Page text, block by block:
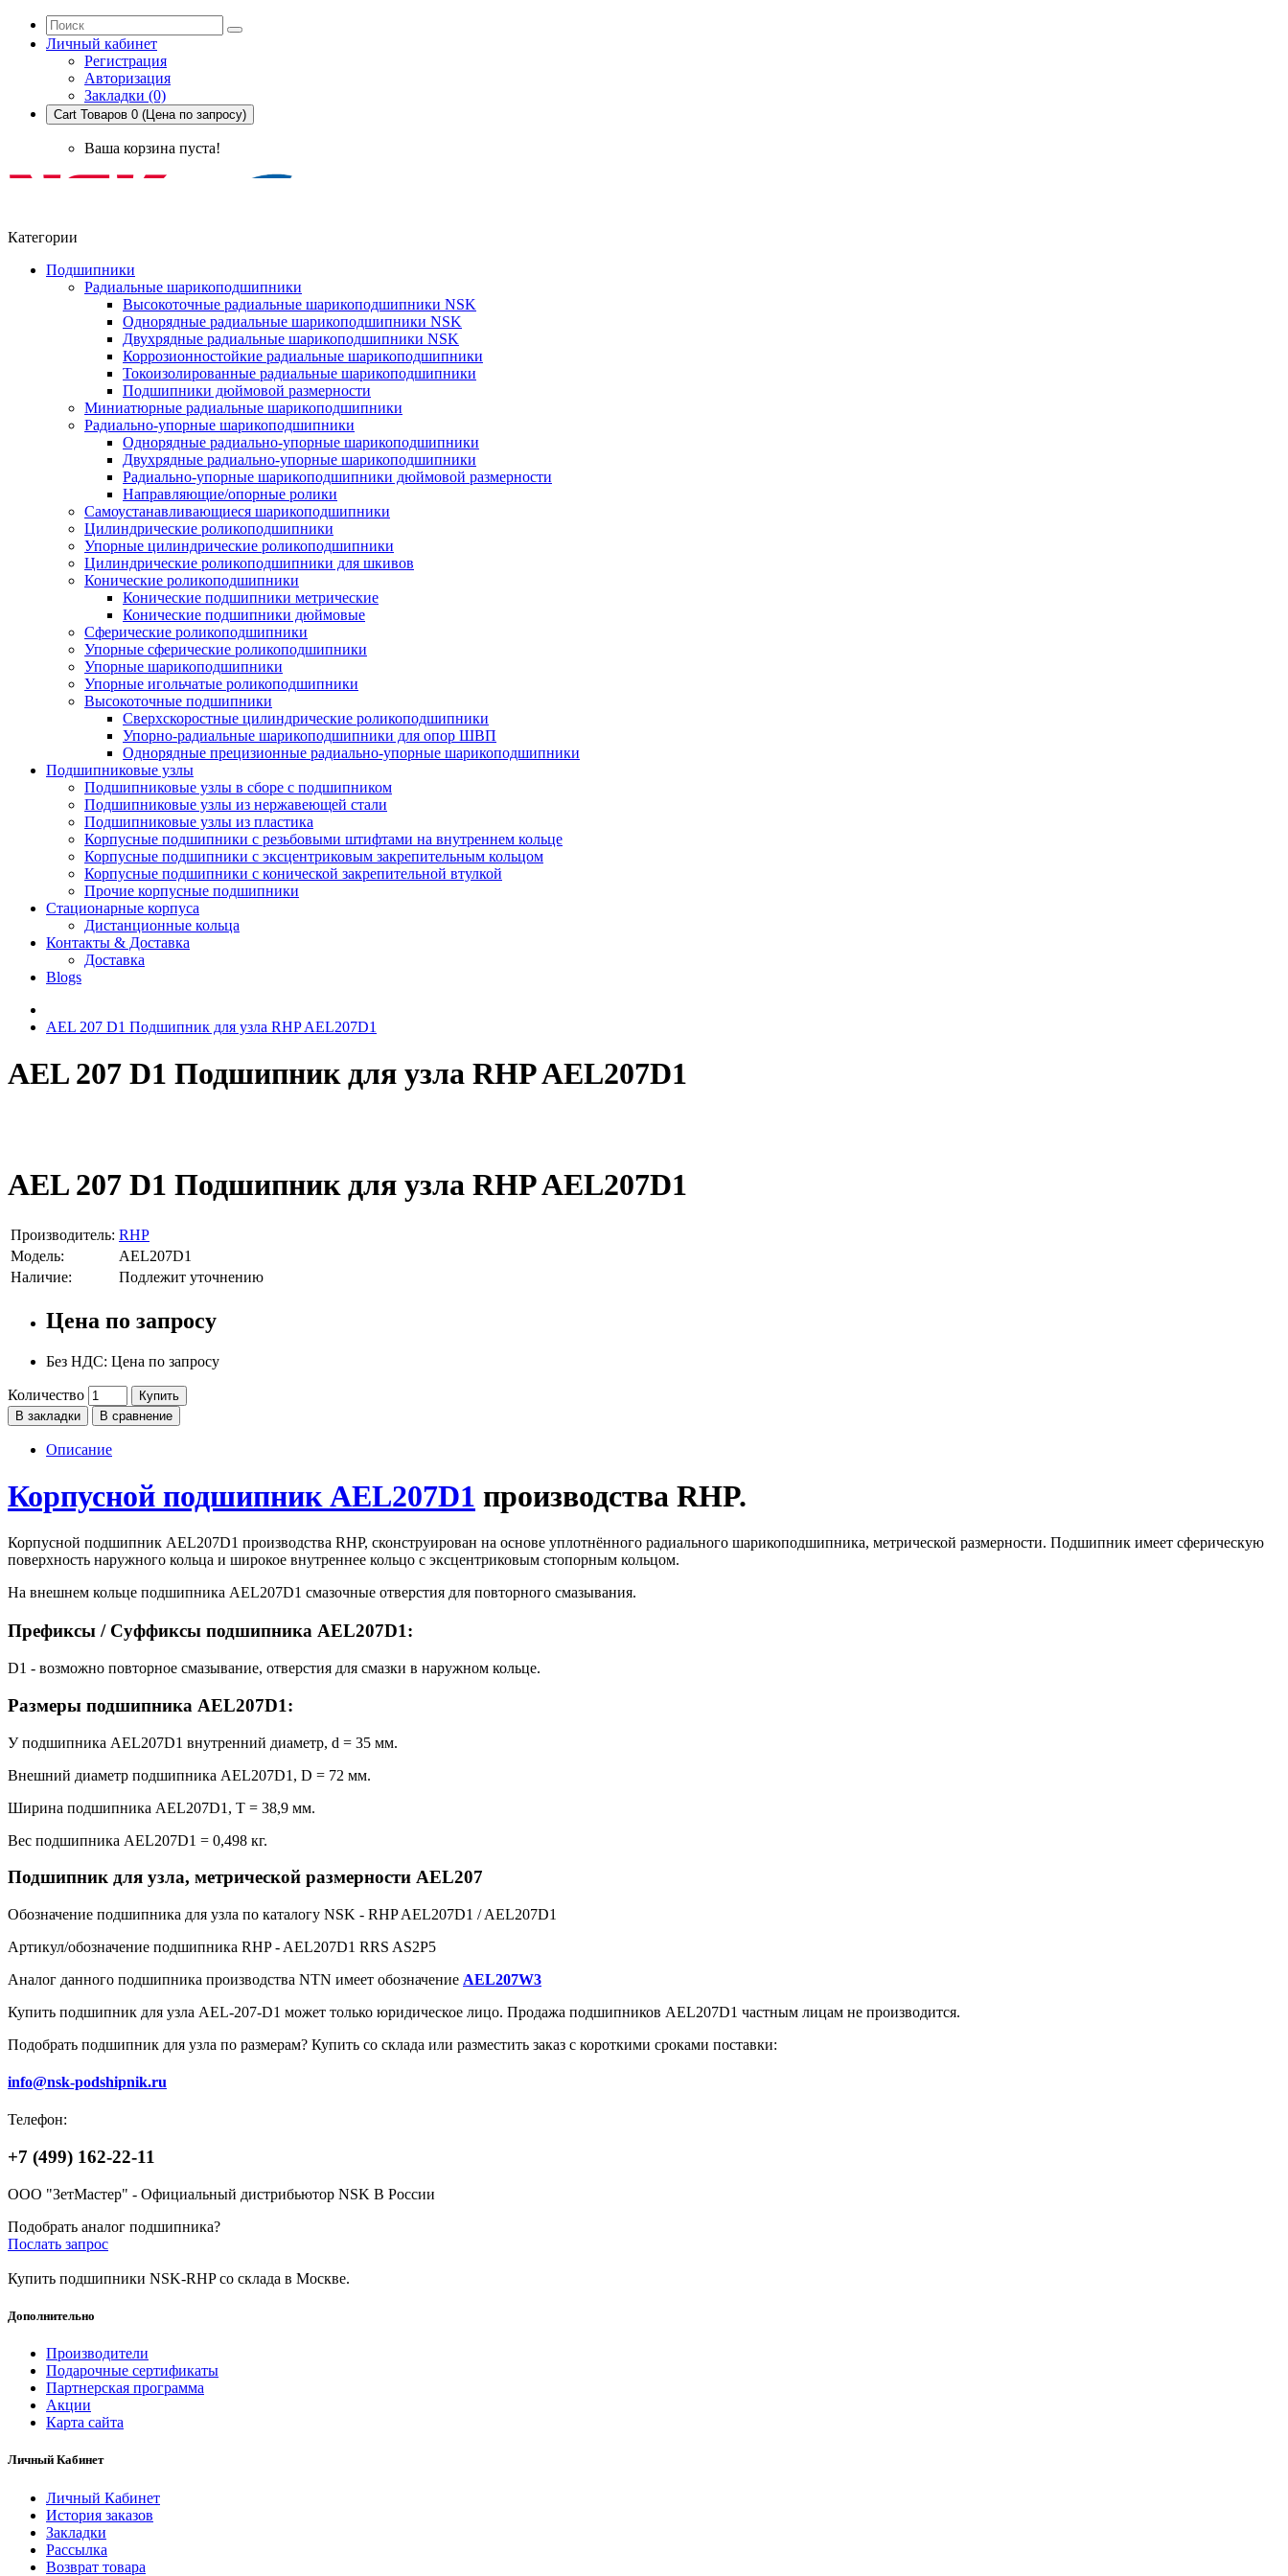
Личный кабинет
Регистрация
Авторизация
Закладки (0)
Cart Товаров 0 (Цена по запросу)
Ваша корзина пуста!
Категории
Подшипники
Радиальные шарикоподшипники
Высокоточные радиальные шарикоподшипники NSK
Однорядные радиальные шарикоподшипники NSK
Двухрядные радиальные шарикоподшипники NSK
Коррозионностойкие радиальные шарикоподшипники
Токоизолированные радиальные шарикоподшипники
Подшипники дюймовой размерности
Миниатюрные радиальные шарикоподшипники
Радиально-упорные шарикоподшипники
Однорядные радиально-упорные шарикоподшипники
Двухрядные радиально-упорные шарикоподшипники
Радиально-упорные шарикоподшипники дюймовой размерности
Направляющие/опорные ролики
Самоустанавливающиеся шарикоподшипники
Цилиндрические роликоподшипники
Упорные цилиндрические роликоподшипники
Цилиндрические роликоподшипники для шкивов
Конические роликоподшипники
Конические подшипники метрические
Конические подшипники дюймовые
Сферические роликоподшипники
Упорные сферические роликоподшипники
Упорные шарикоподшипники
Упорные игольчатые роликоподшипники
Высокоточные подшипники
Сверхскоростные цилиндрические роликоподшипники
Упорно-радиальные шарикоподшипники для опор ШВП
Однорядные прецизионные радиально-упорные шарикоподшипники
Подшипниковые узлы
Подшипниковые узлы в сборе с подшипником
Подшипниковые узлы из нержавеющей стали
Подшипниковые узлы из пластика
Корпусные подшипники с резьбовыми штифтами на внутреннем кольце
Корпусные подшипники с эксцентриковым закрепительным кольцом
Корпусные подшипники с конической закрепительной втулкой
Прочие корпусные подшипники
Стационарные корпуса
Дистанционные кольца
Контакты & Доставка
Доставка
Blogs
AEL 207 D1 Подшипник для узла RHP AEL207D1
AEL 207 D1 Подшипник для узла RHP AEL207D1
AEL 207 D1 Подшипник для узла RHP AEL207D1
Производитель: RHP
Модель:
AEL207D1
Наличие:
Подлежит уточнению
Цена по запросу
Без НДС: Цена по запросу
Количество
Купить
В закладки
В сравнение
Описание
Корпусной подшипник AEL207D1 производства RHP.
Корпусной подшипник AEL207D1 производства RHP, сконструирован на основе уплотнённого радиального шарикоподшипника, метрической размерности. Подшипник имеет сферическую
поверхность наружного кольца и широкое внутреннее кольцо с эксцентриковым стопорным кольцом.
На внешнем кольце подшипника AEL207D1 смазочные отверстия для повторного смазывания.
Префиксы / Суффиксы подшипника AEL207D1:
D1 - возможно повторное смазывание, отверстия для смазки в наружном кольце.
Размеры подшипника AEL207D1:
У подшипника AEL207D1 внутренний диаметр, d = 35 мм.
Внешний диаметр подшипника AEL207D1, D = 72 мм.
Ширина подшипника AEL207D1, T = 38,9 мм.
Вес подшипника AEL207D1 = 0,498 кг.
Подшипник для узла, метрической размерности AEL207
Обозначение подшипника для узла по каталогу NSK - RHP AEL207D1 / AEL207D1
Артикул/обозначение подшипника RHP - AEL207D1 RRS AS2P5
Аналог данного подшипника производства NTN имеет обозначение AEL207W3
Купить подшипник для узла AEL-207-D1 может только юридическое лицо. Продажа подшипников AEL207D1 частным лицам не производится.
Подобрать подшипник для узла по размерам? Купить со склада или разместить заказ с короткими сроками поставки:
info@nsk-podshipnik.ru
Телефон:
+7 (499) 162-22-11
ООО "ЗетМастер" - Официальный дистрибьютор NSK В России
Подобрать аналог подшипника?
Послать запрос
Купить подшипники NSK-RHP со склада в Москве.
Дополнительно
Производители
Подарочные сертификаты
Партнерская программа
Акции
Карта сайта
Личный Кабинет
Личный Кабинет
История заказов
Закладки
Рассылка
Возврат товара